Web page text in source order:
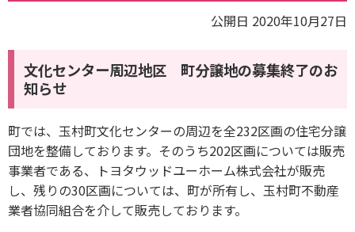
公開日 2020年10月27日
文化センター周辺地区 町分譲地の募集終了のお
知らせ
町では、玉村町文化センターの周辺を全232区画の住宅分譲
団地を整備しております。そのうち202区画については販売
事業者である、トヨタウッドユーホーム株式会社が販売
し、残りの30区画については、町が所有し、玉村町不動産
業者協同組合を介して販売しております。